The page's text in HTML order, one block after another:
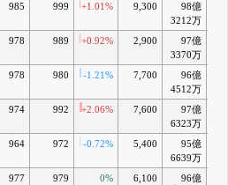
985 999 +1.01% 9,300
98億
3212万
978 989 +0.92% 2,900
97億
3370万
978 980 -1.21% 7,700
96億
4512万
974 992 +2.06% 7,600
97億
6323万
964 972 -0.72% 5,400
95億
6639万
977 979 0% 6,100
96億